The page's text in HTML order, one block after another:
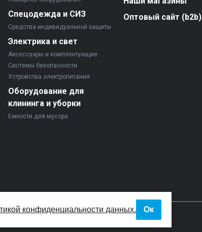
конфиденциальности данных. Ок
Спецодежда и СИЗ
Средства индивидуальной защиты
Электрика и свет
Аксессуары и комплектующие
Системы безопасности
Устройства электропитания
Оборудование для
клининга и уборки
Емкости для мусора
Оптовый сайт (b2b)